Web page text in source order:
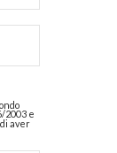
2003 e
aver